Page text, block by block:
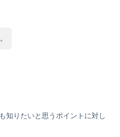
知りたいと思うポイントに対し